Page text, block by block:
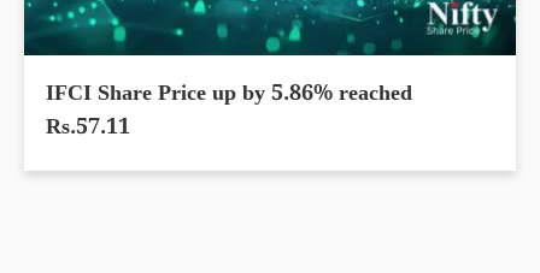
IFCI Share Price up by 5.86% reached
Rs.57.11